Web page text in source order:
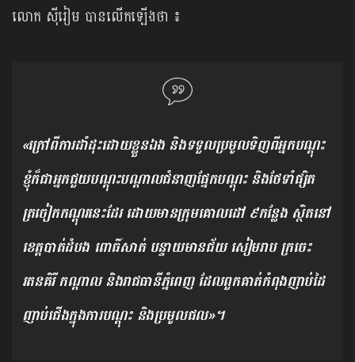
លោក ស៊ីរៀម បានលើកឡើងថា ៖
«ក្រៅពីការដាំដុះដោយខ្លួនឯង និងទទួលប្រមូលទិញពីអ្នកបណ្តុះ
ខ្ញុំក៏ជាអ្នកជួយបណ្តុះបណ្តាលជំនាញផ្នែកបណ្តុះ និងថែទាំផ្សិត
ត្រចៀកកណ្តុរនេះដែរ ដោយមានក្រុមគោលដៅ ៩កន្លែង ស្ថិតនៅ
ខេត្តបាត់ដំបង ពោធិ៍សាត់ បន្ទាយមានជ័យ សៀមរាប ក្រចេះ
រតនគិរី កណ្ដាល និងរាជធានីភ្នំពេញ ដែលពួកគាត់កំពុងញាប់ដៃ
ញាប់ជើងក្នុងការបណ្ដុះ និងប្រមូលផល»។